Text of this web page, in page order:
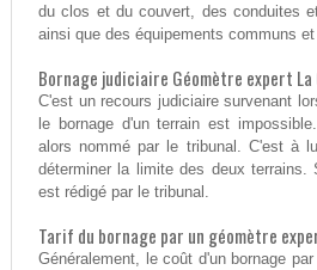
du clos et du couvert, des conduites
ainsi que des équipements communs
Bornage judiciaire Géomètre expert
C'est un recours judiciaire survenant
le bornage d'un terrain est
alors nommé par le tribunal. C'est à
déterminer la limite des deux terrains.
est rédigé par le tribunal.
Tarif du bornage par un géomètre
Généralement, le coût d'un bornage